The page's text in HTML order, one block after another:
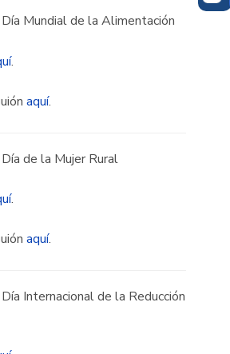
Mundial de la Alimentación
.
aquí.
de la Mujer Rural
.
aquí.
Internacional de la Reducción